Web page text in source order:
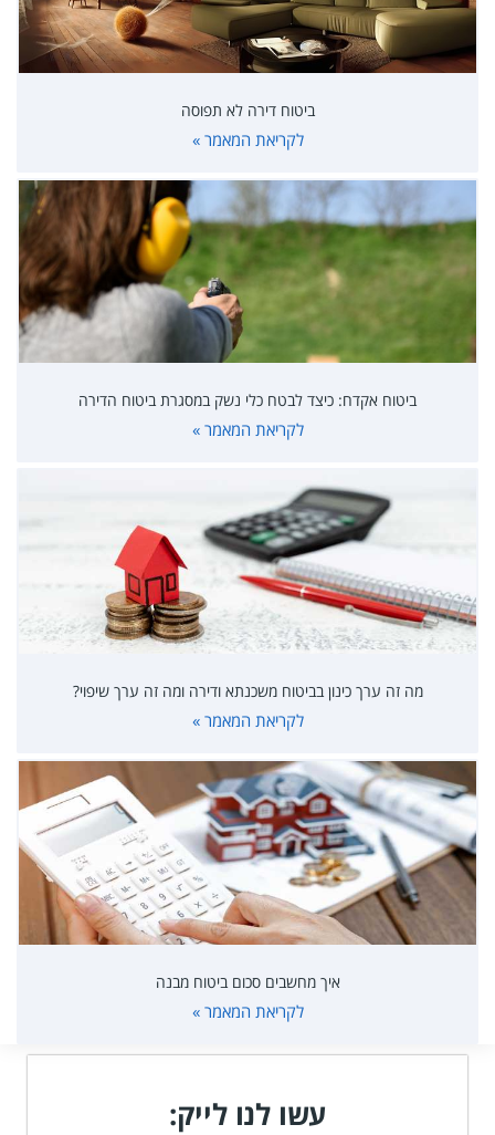
ביטוח דירה לא תפוסה
לקריאת המאמר »
ביטוח אקדח: כיצד לבטח כלי נשק במסגרת ביטוח הדירה
לקריאת המאמר »
מה זה ערך כינון בביטוח משכנתא ודירה ומה זה ערך שיפוי?
לקריאת המאמר »
איך מחשבים סכום ביטוח מבנה
לקריאת המאמר »
עשו לנו לייק: